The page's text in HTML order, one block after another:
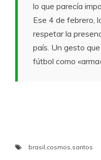
lo que parecía
Ese 4 de febrero,
respetar la
país. Un gesto
fútbol como
brasil cosmos santos